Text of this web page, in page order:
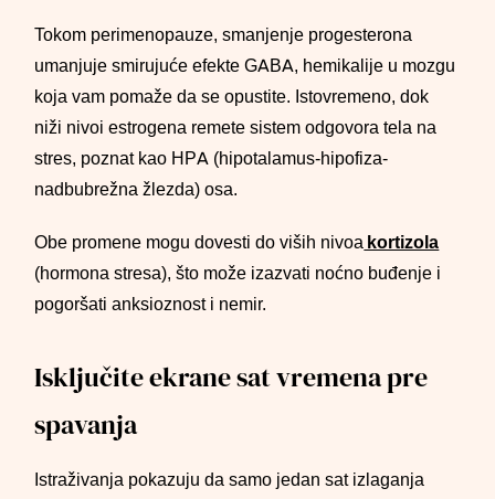
Tokom perimenopauze, smanjenje progesterona
umanjuje smirujuće efekte GABA, hemikalije u mozgu
koja vam pomaže da se opustite. Istovremeno, dok
niži nivoi estrogena remete sistem odgovora tela na
stres, poznat kao HPA (hipotalamus-hipofiza-
nadbubrežna žlezda) osa.
Obe promene mogu dovesti do viših nivoa kortizola
(hormona stresa), što može izazvati noćno buđenje i
pogoršati anksioznost i nemir.
Isključite ekrane sat vremena pre
spavanja
Istraživanja pokazuju da samo jedan sat izlaganja